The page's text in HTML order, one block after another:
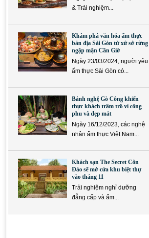
& Trải nghiệm...
Khám phá văn hóa ẩm thực
bản địa Sài Gòn từ xứ sở rừng
ngập mặn Cần Giờ
Ngày 23/03/2024, người yêu
ẩm thực Sài Gòn có...
Bánh nghệ Gò Công khiến
thực khách trầm trồ vì công
phu và đẹp mắt
Ngày 16/12/2023, các nghệ
nhân ẩm thực Việt Nam...
Khách sạn The Secret Côn
Đảo sẽ mở cửa khu biệt thự
vào tháng 11
Trải nghiệm nghỉ dưỡng
đẳng cấp và ẩm...